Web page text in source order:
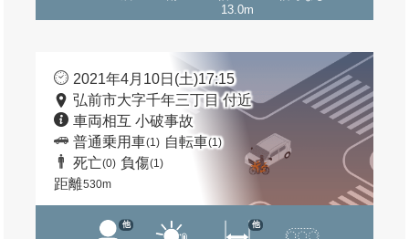
13.0m
2021年4月10日(土)17:15
弘前市大字千年三丁目 付近
車両相互 小破事故
普通乗用車(1) 自転車(1)
死亡(0) 負傷(1)
距離530m
他 他